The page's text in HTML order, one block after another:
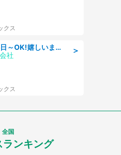
クス
＞
ホールスタッフ/週2日～OK!嬉しいまかない付き/岡山県/浅口郡里庄町
社
クス
全国
ランキング